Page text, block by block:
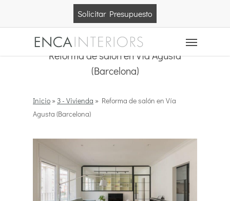
Solicitar Presupuesto
Menu
Reforma de salón en Vía Agusta
(Barcelona)
Inicio » 3 - Vivienda » Reforma de salón en Vía
Agusta (Barcelona)